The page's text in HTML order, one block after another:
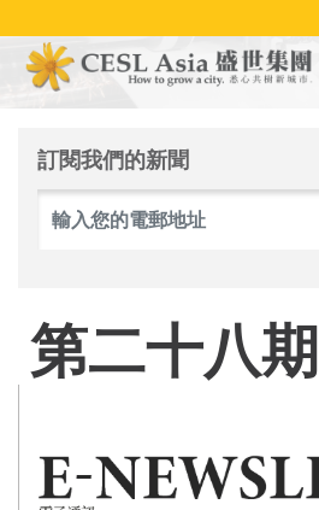
至
訂閱我們的新聞
第二十八期